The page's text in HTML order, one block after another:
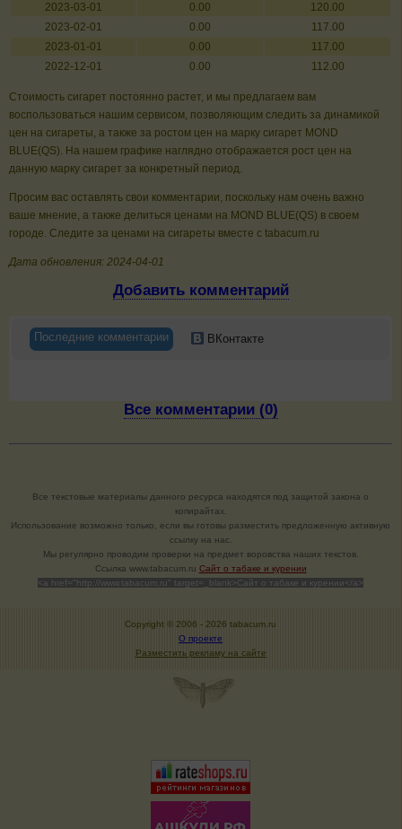
2023-03-01
0.00
120.00
2023-02-01
0.00
117.00
2023-01-01
0.00
117.00
2022-12-01
0.00 112.00
Стоимость сигарет постоянно растет, и мы предлагаем вам
воспользоваться нашим сервисом, позволяющим следить за динамикой
цен на сигареты, а также за ростом цен на марку сигарет MOND
BLUE(QS). На нашем графике наглядно отображается рост цен на
данную марку сигарет за конкретный период.
Просим вас оставлять свои комментарии, поскольку нам очень важно
ваше мнение, а также делиться ценами на MOND BLUE(QS) в своем
городе. Следите за ценами на сигареты вместе с tabacum.ru
Дата обновления: 2024-04-01
Добавить комментарий
Последние комментарии ВКонтакте
Все комментарии (0)
Все текстовые материалы данного ресурса находятся под защитой закона о
копирайтах.
Использование возможно только, если вы готовы разместить предложенную активную
ссылку на нас.
Мы регулярно проводим проверки на предмет воровства наших текстов.
Cсылка www.tabacum.ru Сайт о табаке и курении
<a href="http://www.tabacum.ru" target=_blank>Сайт о табаке и курении</a>
Copyright © 2006 - 2026 tabacum.ru
О проекте
Разместить рекламу на сайте